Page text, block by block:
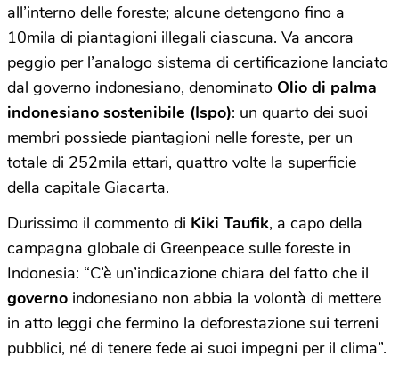
all’interno delle foreste; alcune detengono fino a
10mila di piantagioni illegali ciascuna. Va ancora
peggio per l’analogo sistema di certificazione lanciato
dal governo indonesiano, denominato Olio di palma
indonesiano sostenibile (Ispo): un quarto dei suoi
membri possiede piantagioni nelle foreste, per un
totale di 252mila ettari, quattro volte la superficie
della capitale Giacarta.
Durissimo il commento di Kiki Taufik, a capo della
campagna globale di Greenpeace sulle foreste in
Indonesia: “C’è un’indicazione chiara del fatto che il
governo indonesiano non abbia la volontà di mettere
in atto leggi che fermino la deforestazione sui terreni
pubblici, né di tenere fede ai suoi impegni per il clima”.